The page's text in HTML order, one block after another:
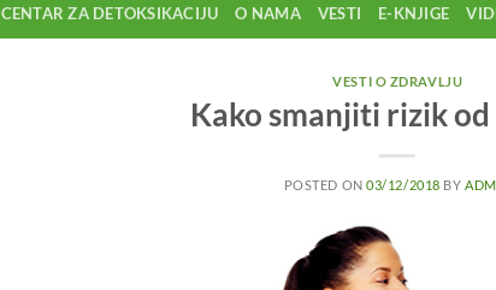
CENTAR ZA DETOKSIKACIJU O NAMA VESTI E-KNJIGE
VESTI O ZDRAVLJU
Kako smanjiti rizik
POSTED ON03/12/2018 BY